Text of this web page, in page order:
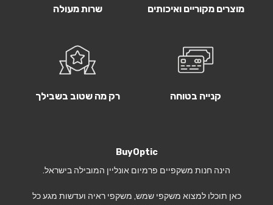
מוצרים מקוריים ואיכותים שרות מעולה
קנייה בטוחה רק מה שטוב בשבילך
BuyOptic
הינה חנות משקפיים פרמיום אונליין המובילה בישראל.
כאן תוכלו למצוא משקפי שמש, משקפי ראיה ועדשות מגע כל